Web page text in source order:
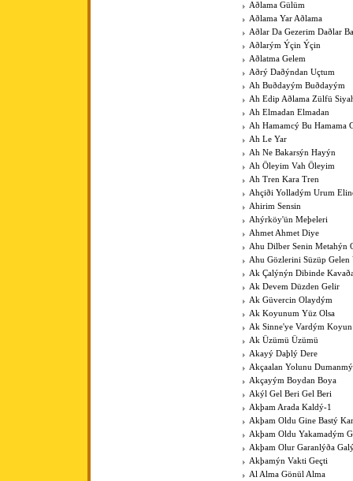
Aðlama Gülüm
Aðlama Yar Aðlama
Aðlar Da Gezerim Daðlar
Aðlarým Ýçin Ýçin
Aðlatma Gelem
Aðrý Daðýndan Uçtum
Ah Buðdayým Buðdayým
Ah Edip Aðlama Zülfü
Ah Elmadan Elmadan
Ah Hamamcý Bu Hamama
Ah Le Yar
Ah Ne Bakarsýn Hayýn
Ah Öleyim Vah Öleyim
Ah Tren Kara Tren
Ahçiði Yolladým Urum
Ahirim Sensin
Ahýrköy'ün Meþeleri
Ahmet Ahmet Diye
Ahu Dilber Senin Metahýn
Ahu Gözlerini Süzüp Gelen
Ak Çalýnýn Dibinde
Ak Devem Düzden Gelir
Ak Güvercin Olaydým
Ak Koyunum Yüz Olsa
Ak Sinne'ye Vardým Koyun
Ak Üzümü Üzümü
Akayý Daþlý Dere
Akçaalan Yolunu
Akçayým Boydan Boya
Akýl Gel Beri Gel Beri
Akþam Arada Kaldý-1
Akþam Oldu Gine Bastý
Akþam Oldu Yakamadým
Akþam Olur Garanlýða
Akþamýn Vakti Geçti
Al Alma Gönül Alma